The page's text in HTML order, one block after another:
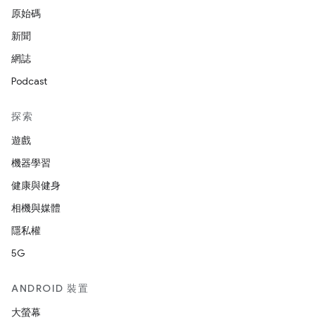
原始碼
新聞
網誌
Podcast
探索
遊戲
機器學習
健康與健身
相機與媒體
隱私權
5G
ANDROID 裝置
大螢幕